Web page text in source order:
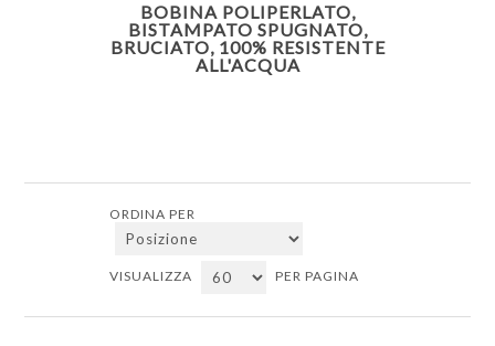
BOBINA POLIPERLATO,
BISTAMPATO SPUGNATO,
BRUCIATO, 100% RESISTENTE
ALL'ACQUA
ORDINA PER
VISUALIZZA PER PAGINA